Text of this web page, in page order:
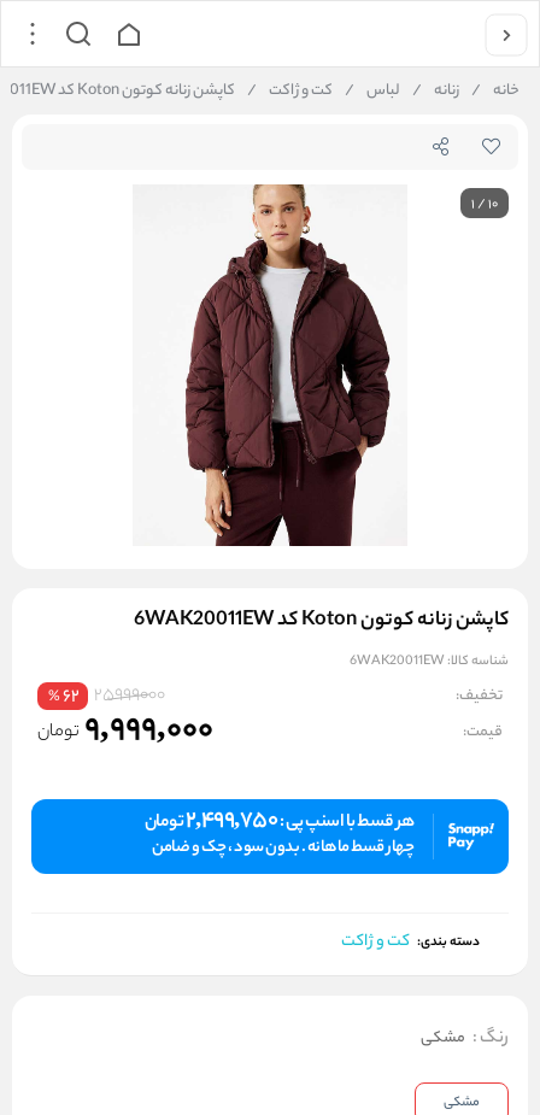
خانه / زنانه / لباس / کت و ژاکت / کاپشن زنانه کوتون Koton کد 6WAK20011EW
1/10
کاپشن زنانه کوتون Koton کد 6WAK20011EW
شناسه کالا: 6WAK20011EW
تخفیف: 25999000
62
%
قیمت: 9,999,000 تومان
هر قسط با اسنپ پی :2,499,750تومان
چهار قسط ماهانه . بدون سود ، چک و ضامن
دسته بندی: کت و ژاکت
رنگ: مشکی
مشکی